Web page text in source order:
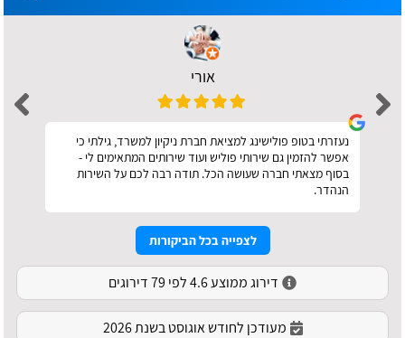
אורי
נעזרתי בטופ פולישינג למציאת חברת ניקיון למשרד, גילתי כי
אפשר להזמין גם שירותי פוליש ועוד שירותים המתאימים לי -
בסוף מצאתי חברה שעושה הכל. תודה רבה לכם על השירות
הנהדר.
לצפייה בכל הביקורות
דירוג ממוצע 4.6 לפי 79 דירוגים
מעודכן לחודש אוגוסט בשנת 2026